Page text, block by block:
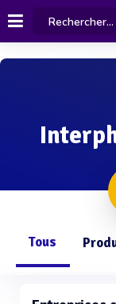
Tous